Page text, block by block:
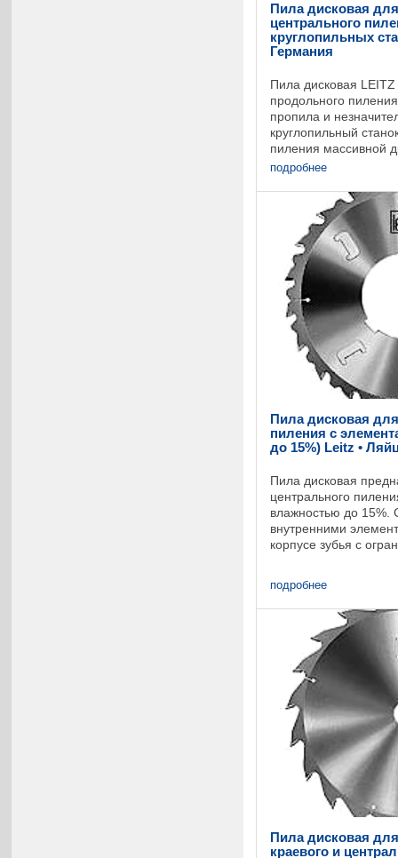
Пила дисковая
центрального
круглопильных
Германия
Пила дисковая
продольного
пропила и
круглопильный
пиления массивной
сухой. На корпусе
подробнее
Пила дисковая
пиления с
до 15%) Leitz •
Пила дисковая
центрального
влажностью до 15%.
внутренними
корпусе зубья с
подробнее
Пила дисковая
краевого и